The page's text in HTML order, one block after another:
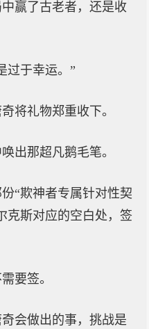
赢了古老者，还是收
过于幸运。”
将礼物郑重收下。
出那超凡鹅毛笔。
“欺神者专属针对性契
克斯对应的空白处，签
要签。
会做出的事，挑战是